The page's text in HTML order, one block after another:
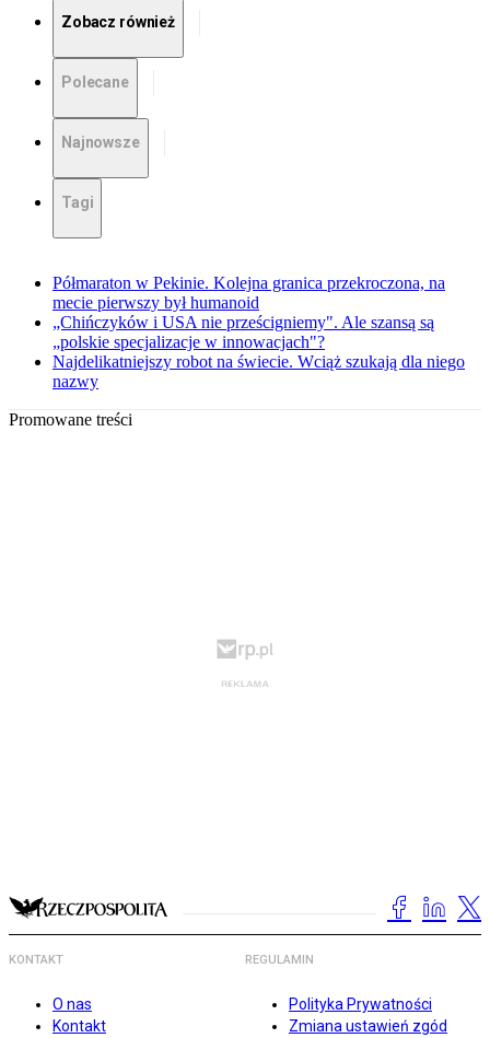
Zobacz również
Polecane
Najnowsze
Tagi
Półmaraton w Pekinie. Kolejna granica przekroczona, na
mecie pierwszy był humanoid
„Chińczyków i USA nie prześcigniemy". Ale szansą są
„polskie specjalizacje w innowacjach"?
Najdelikatniejszy robot na świecie. Wciąż szukają dla niego
nazwy
Promowane treści
KONTAKT
O nas
Kontakt
REGULAMIN
Polityka Prywatności
Zmiana ustawień zgód